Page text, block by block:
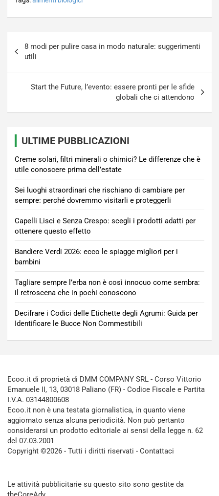
articoli
8 modi per pulire casa in modo naturale: suggerimenti
utili
Start the Future, l’evento: essere pronti per le sfide
globali che ci attendono
ULTIME PUBBLICAZIONI
Creme solari, filtri minerali o chimici? Le differenze che è
utile conoscere prima dell’estate
Sei luoghi straordinari che rischiano di cambiare per
sempre: perché dovremmo visitarli e proteggerli
Capelli Lisci e Senza Crespo: scegli i prodotti adatti per
ottenere questo effetto
Bandiere Verdi 2026: ecco le spiagge migliori per i
bambini
Tagliare sempre l’erba non è così innocuo come sembra:
il retroscena che in pochi conoscono
Decifrare i Codici delle Etichette degli Agrumi: Guida per
Identificare le Bucce Non Commestibili
Ecoo.it di proprietà di DMM COMPANY SRL - Corso Vittorio
Emanuele II, 13, 03018 Paliano (FR) - Codice Fiscale e Partita
I.V.A. 03144800608
Ecoo.it non è una testata giornalistica, in quanto viene
aggiornato senza alcuna periodicità. Non può pertanto
considerarsi un prodotto editoriale ai sensi della legge n. 62
del 07.03.2001
Copyright ©2026 - Tutti i diritti riservati - Contattaci
Le attività pubblicitarie su questo sito sono gestite da